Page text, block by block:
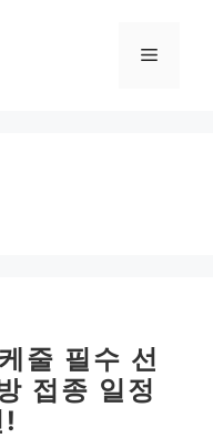
메
줄 필수 선
접종 일정